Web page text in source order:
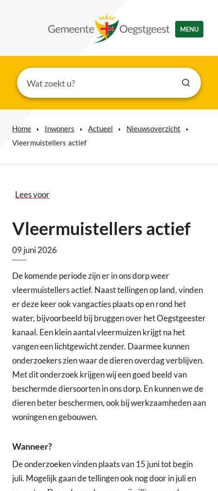
MENU
Home Inwoners Actueel
Nieuwsoverzicht
Vleermuistellers actief
Lees voor
Vleermuistellers actief
09 juni 2026
De komende periode zijn er in ons dorp weer
vleermuistellers actief. Naast tellingen op land, vinden
er deze keer ook vangacties plaats op en rond het
water, bijvoorbeeld bij bruggen over het Oegstgeester
kanaal. Een klein aantal vleermuizen krijgt na het
vangen een lichtgewicht zender. Daarmee kunnen
onderzoekers zien waar de dieren overdag verblijven.
Met dit onderzoek krijgen wij een goed beeld van
beschermde diersoorten in ons dorp. En kunnen we de
dieren beter beschermen, ook bij werkzaamheden aan
woningen en gebouwen.
Wanneer?
De onderzoeken vinden plaats van 15 juni tot begin
juli. Mogelijk gaan de tellingen ook nog door in juli en